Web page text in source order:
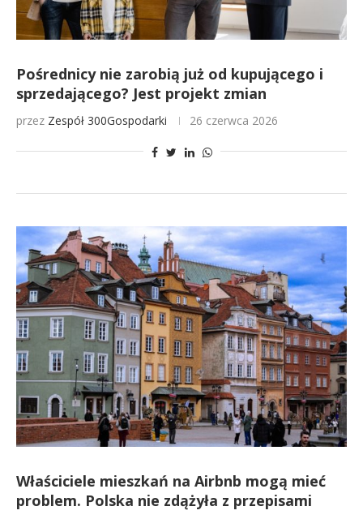
Pośrednicy nie zarobią już od kupującego i
sprzedającego? Jest projekt zmian
przez Zespół 300Gospodarki 26 czerwca 2026
Właściciele mieszkań na Airbnb mogą mieć
problem. Polska nie zdążyła z przepisami